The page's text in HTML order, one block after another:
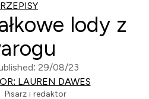
lody z
29/08/23
LAUREN DAWES
Pisarz i redaktor